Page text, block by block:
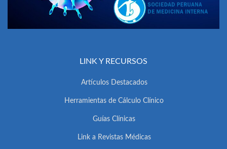
LINK Y RECURSOS
Artículos Destacados
Herramientas de Cálculo Clínico
Guías Clínicas
Link a Revistas Médicas